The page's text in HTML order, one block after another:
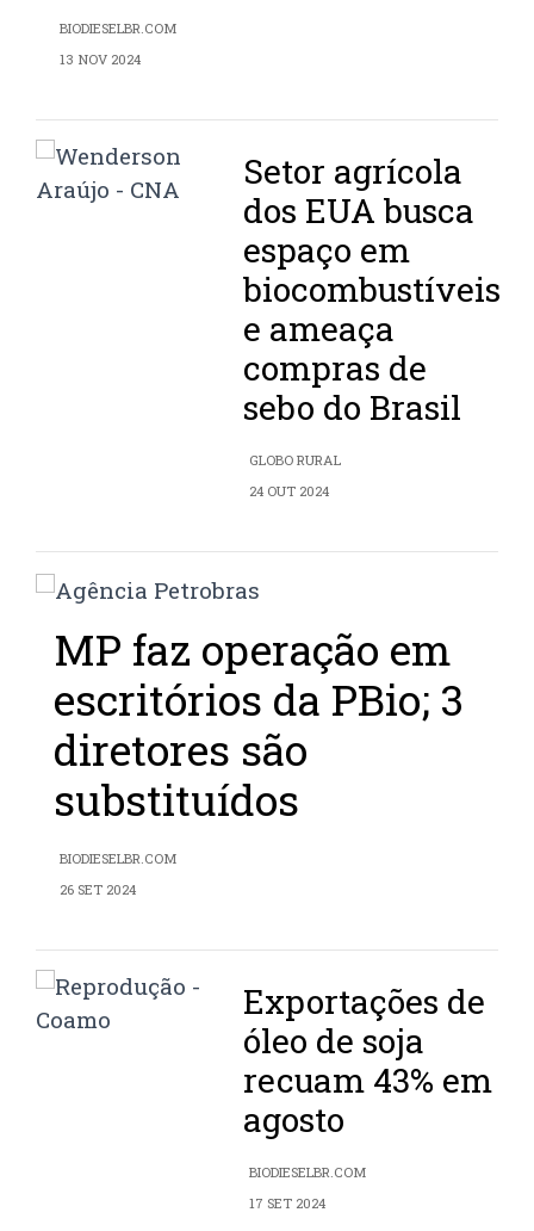
BIODIESELBR.COM
13 NOV 2024
Setor agrícola
dos EUA busca
espaço em
biocombustíveis
e ameaça
compras de
sebo do Brasil
GLOBO RURAL
24 OUT 2024
MP faz operação em
escritórios da PBio; 3
diretores são
substituídos
BIODIESELBR.COM
26 SET 2024
Exportações de
óleo de soja
recuam 43% em
agosto
BIODIESELBR.COM
17 SET 2024